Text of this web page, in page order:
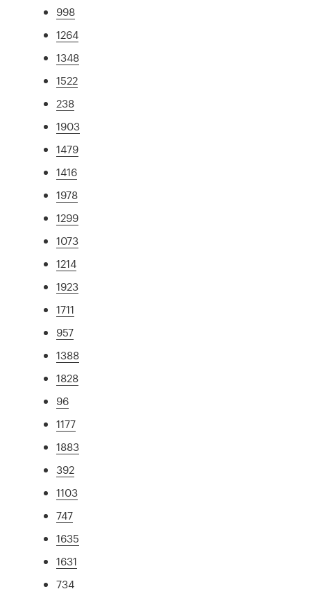
998
1264
1348
1522
238
1903
1479
1416
1978
1299
1073
1214
1923
1711
957
1388
1828
96
1177
1883
392
1103
747
1635
1631
734